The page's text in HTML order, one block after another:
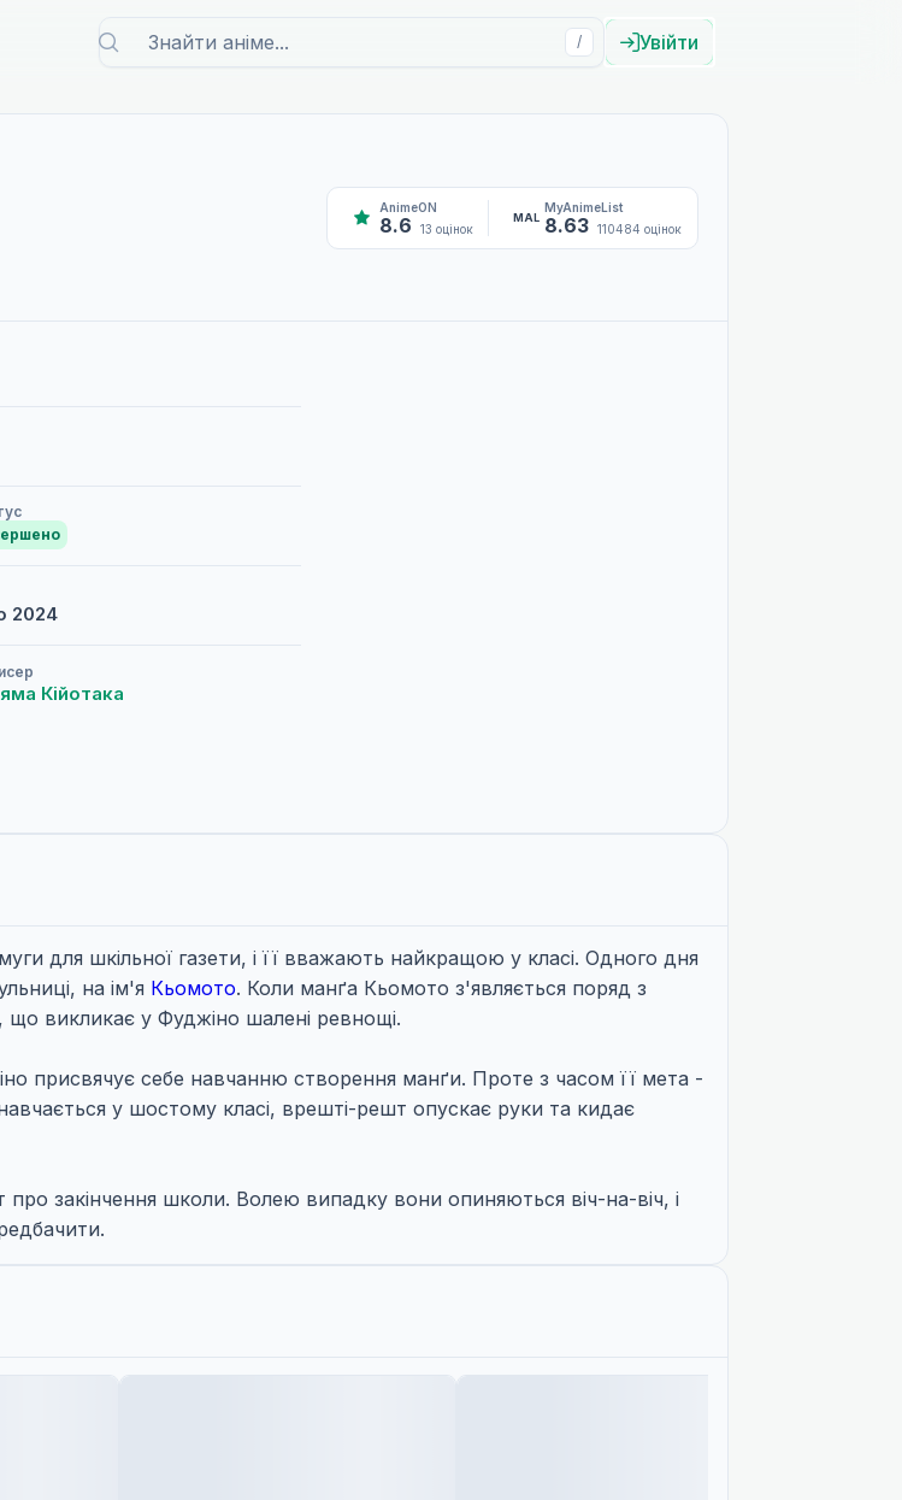
/ Увійти
AnimeON
8.6 13 оцінок
MAL
MyAnimeList
8.63 110484 оцінок
2024
Кійотака
для шкільної газети, і її вважають найкращою у класі. Одного дня
на ім'я Кьомото. Коли манґа Кьомото з'являється поряд з
викликає у Фуджіно шалені ревнощі.
присвячує себе навчанню створення манґи. Проте з часом її мета -
у шостому класі, врешті-решт опускає руки та кидає
закінчення школи. Волею випадку вони опиняються віч-на-віч, і